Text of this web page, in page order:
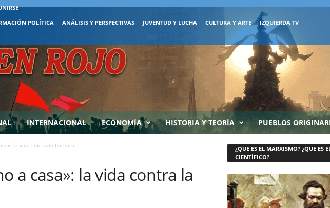
POLÍTICA ANÁLISIS Y PERSPECTIVAS JUVENTUD Y LUCHA CULTURA Y ARTE IZQUIERDA TV
INTERNACIONAL ECONOMÍA HISTORIA Y TEORÍA PUEBLOS
la vida contra la barbarie
a casa»: la vida contra la
¿QUE ES EL MARXISMO? ¿QUE ES
CIENTÍFICO?